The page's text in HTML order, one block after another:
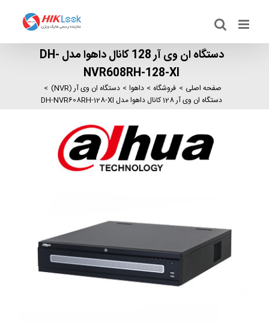
content
دستگاه ان وی آر 128 کانال داهوا مدل DH-
NVR608RH-128-XI
صفحه اصلی فروشگاه داهوا
دستگاه ان وی آر (NVR)
دستگاه ان وی آر 128 کانال داهوا مدل DH-NVR608RH-128-XI